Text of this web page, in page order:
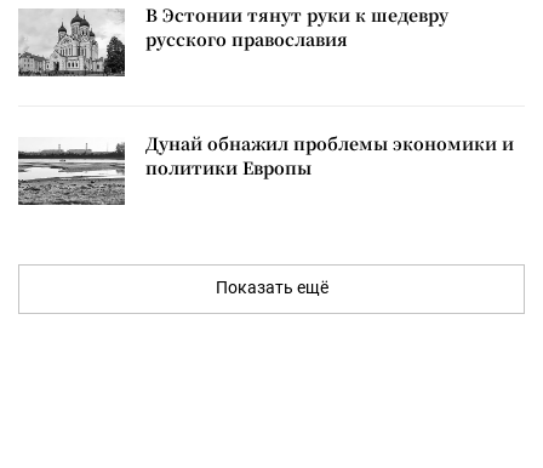
В Эстонии тянут руки к шедевру
русского православия
Дунай обнажил проблемы экономики и
политики Европы
Показать ещё